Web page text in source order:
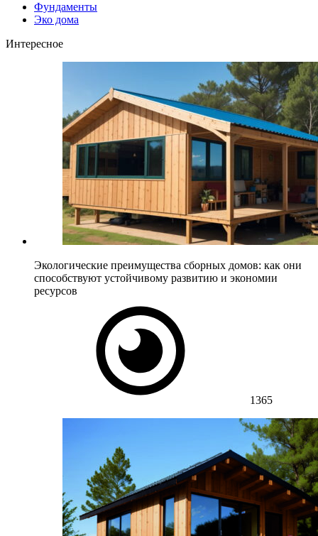
Фундаменты
Эко дома
Интересное
Экологические преимущества сборных домов: как они
способствуют устойчивому развитию и экономии
ресурсов
1365